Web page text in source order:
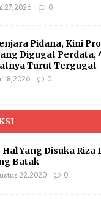
27, 2026 0
Pidana, Kini
Digugat Perdata,
Turut Tergugat
18, 2026 0
Hal Yang Disuka Riza
Batak
22, 2020 0